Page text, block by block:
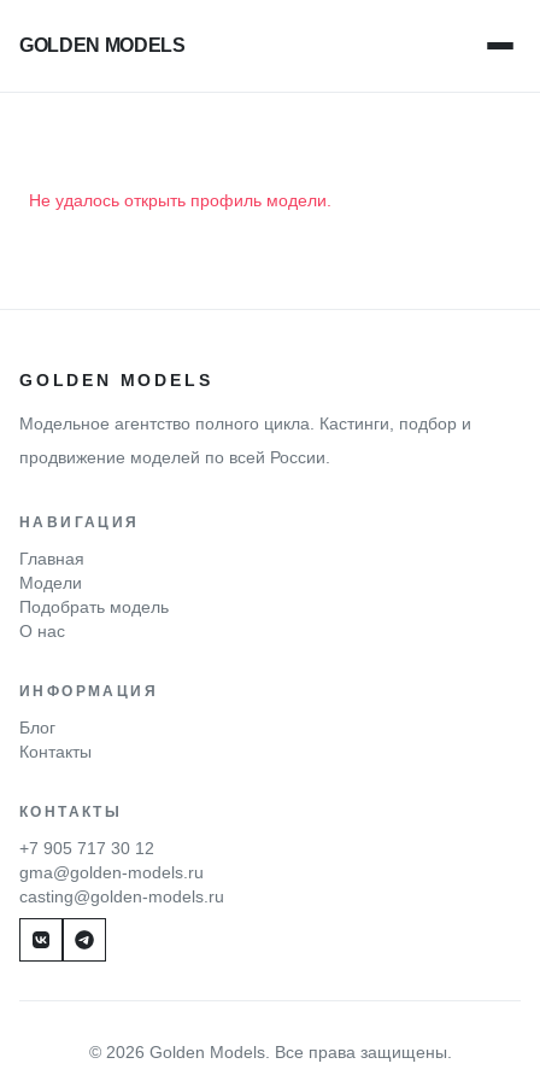
GOLDEN MODELS
Не удалось открыть профиль модели.
GOLDEN MODELS
Модельное агентство полного цикла. Кастинги, подбор и
продвижение моделей по всей России.
НАВИГАЦИЯ
Главная
Модели
Подобрать модель
О нас
ИНФОРМАЦИЯ
Блог
Контакты
КОНТАКТЫ
+7 905 717 30 12
gma@golden-models.ru
casting@golden-models.ru
© 2026 Golden Models. Все права защищены.